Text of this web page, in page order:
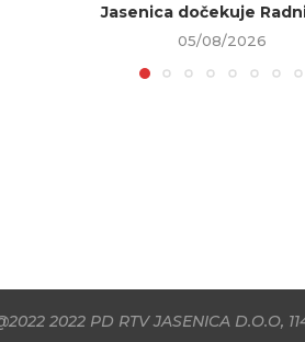
Jasenica dočekuje
05/08/2026
2022 PD RTV JASENICA